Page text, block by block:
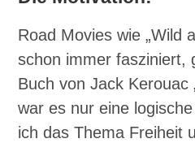
Road Movies wie „Wild
schon immer fasziniert,
Buch von Jack Kerouac
war es nur eine
ich das Thema Freiheit